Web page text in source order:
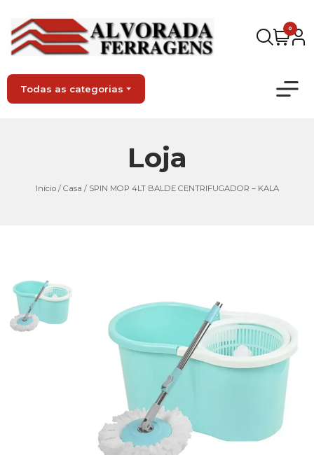
0
Todas as categorias
Loja
Início/ Casa / SPIN MOP 4LT BALDE CENTRIFUGADOR – KALA